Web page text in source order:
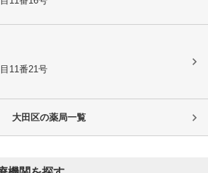
11番21号
大田区の薬局一覧